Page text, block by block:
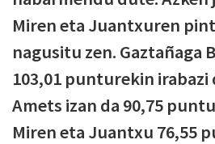
Miren eta Juantxuren
nagusitu zen. Gaztañaga
103,01 punturekin
Amets izan da 90,75
Miren eta Juantxu 76,55